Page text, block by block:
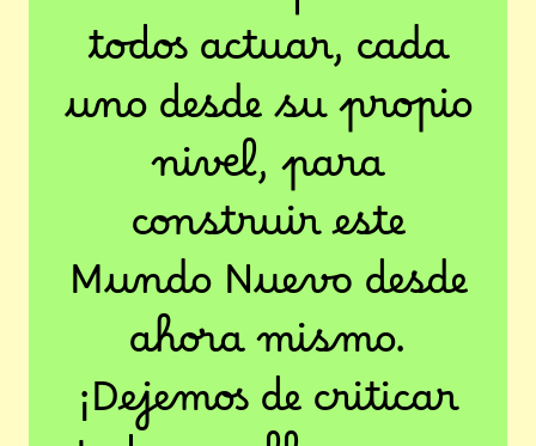
todos actuar, cada
uno desde su propio
nivel, para
construir este
Mundo Nuevo desde
ahora mismo.
¡Dejemos de criticar